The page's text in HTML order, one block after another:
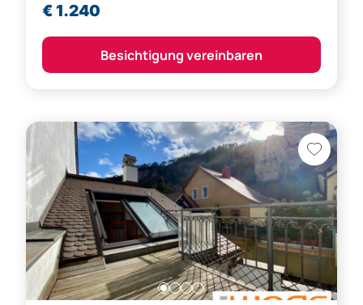
€ 1.240
Besichtigung vereinbaren